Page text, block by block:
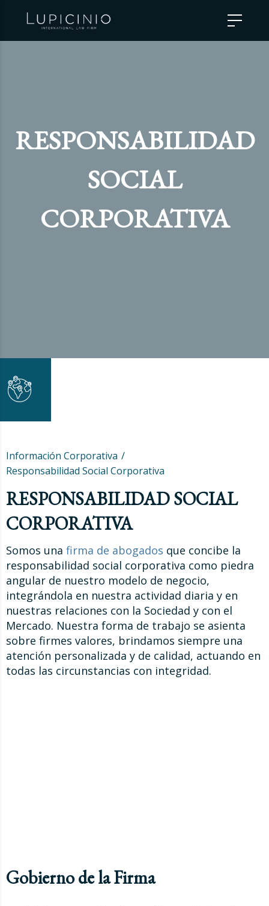
RESPONSABILIDAD
SOCIAL
CORPORATIVA
Información Corporativa
Responsabilidad Social Corporativa
RESPONSABILIDAD SOCIAL
CORPORATIVA
Somos una firma de abogados que concibe la
responsabilidad social corporativa como piedra
angular de nuestro modelo de negocio,
integrándola en nuestra actividad diaria y en
nuestras relaciones con la Sociedad y con el
Mercado. Nuestra forma de trabajo se asienta
sobre firmes valores, brindamos siempre una
atención personalizada y de calidad, actuando en
todas las circunstancias con integridad.
Gobierno de la Firma